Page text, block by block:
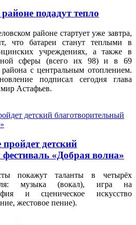
подадут тепло
районе стартует уже завтра,
что батареи станут теплыми в
учреждениях, а также в
сферы (всего их 98) и в 69
с центральным отоплением.
подписал сегодня глава
Астафьев.
детский
«Добрая волна»
покажут таланты в четырёх
музыка (вокал), игра на
и сценическое искусство
жестовое пение).